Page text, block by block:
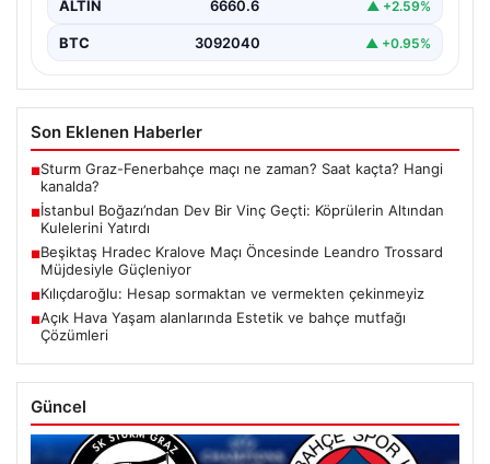
ALTIN 6660.6 ▲ +2.59%
BTC 3092040 ▲ +0.95%
Son Eklenen Haberler
■Sturm Graz-Fenerbahçe maçı ne zaman? Saat kaçta? Hangi
kanalda?
■İstanbul Boğazı’ndan Dev Bir Vinç Geçti: Köprülerin Altından
Kulelerini Yatırdı
■Beşiktaş Hradec Kralove Maçı Öncesinde Leandro Trossard
Müjdesiyle Güçleniyor
■Kılıçdaroğlu: Hesap sormaktan ve vermekten çekinmeyiz
■Açık Hava Yaşam alanlarında Estetik ve bahçe mutfağı
Çözümleri
Güncel